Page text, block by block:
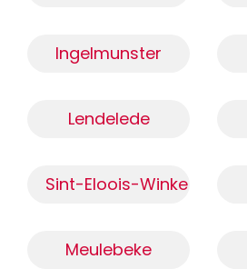
Ingelmunster
Lendelede
Sint-Eloois-Winkel
Meulebeke